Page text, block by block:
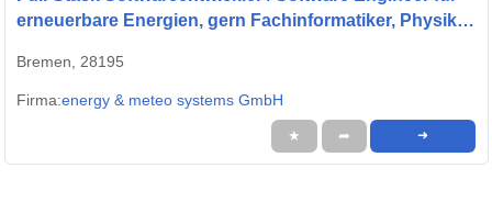
erneuerbare Energien, gern Fachinformatiker, Physiker
GmbH
Bremen, 28195
Firma:energy & meteo systems GmbH
★ ➦ ➜